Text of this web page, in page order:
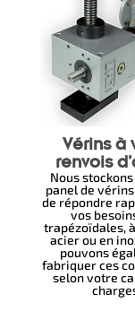
Vérins à
renvois
Nous
panel de
de répondre
vos
trapézoïdales,
acier ou en
pouvons
fabriquer ces
selon votre